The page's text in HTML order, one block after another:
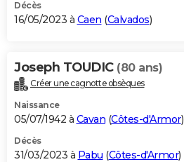
Décès
16/05/2023 à Caen (Calvados)
Joseph TOUDIC (80 ans)
Créer une cagnotte obsèques
Naissance
05/07/1942 à Cavan (Côtes-d'Armor)
Décès
31/03/2023 à Pabu (Côtes-d'Armor)